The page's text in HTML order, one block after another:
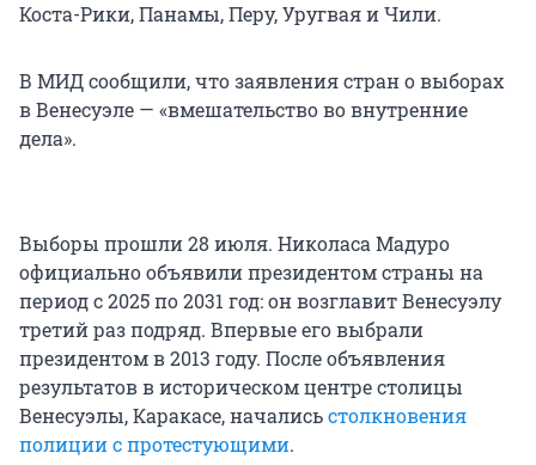
Коста-Рики, Панамы, Перу, Уругвая и Чили.
В МИД сообщили, что заявления стран о выборах
в Венесуэле — «вмешательство во внутренние
дела».
Выборы прошли 28 июля. Николаса Мадуро
официально объявили президентом страны на
период с 2025 по 2031 год: он возглавит Венесуэлу
третий раз подряд. Впервые его выбрали
президентом в 2013 году. После объявления
результатов в историческом центре столицы
Венесуэлы, Каракасе, началисьстолкновения
полиции с протестующими.